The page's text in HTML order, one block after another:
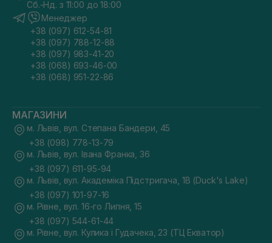
Сб.-Нд. з 11:00 до 18:00
Менеджер
+38 (097) 612-54-81
+38 (097) 788-12-88
+38 (097) 983-41-20
+38 (068) 693-46-00
+38 (068) 951-22-86
МАГАЗИНИ
м. Львів, вул. Степана Бандери, 45
+38 (098) 778-13-79
м. Львів, вул. Івана Франка, 36
+38 (097) 611-95-94
м. Львів, вул. Академіка Підстригача, 1В (Duck's Lake)
+38 (097) 101-97-16
м. Рівне, вул. 16-го Липня, 15
+38 (097) 544-61-44
м. Рівне, вул. Кулика і Гудачека, 23 (ТЦ Екватор)